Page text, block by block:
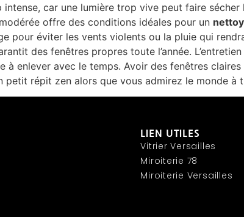
intense, car une lumière trop vive peut faire
offre des conditions idéales pour un
pour éviter les vents violents ou la pluie qui
des fenêtres propres toute l’année.
à enlever avec le temps. Avoir des fenêtres
répit zen alors que vous admirez le monde à
LIEN UTILES
Vitrier Versailles
Miroiterie 78
Miroiterie Versailles